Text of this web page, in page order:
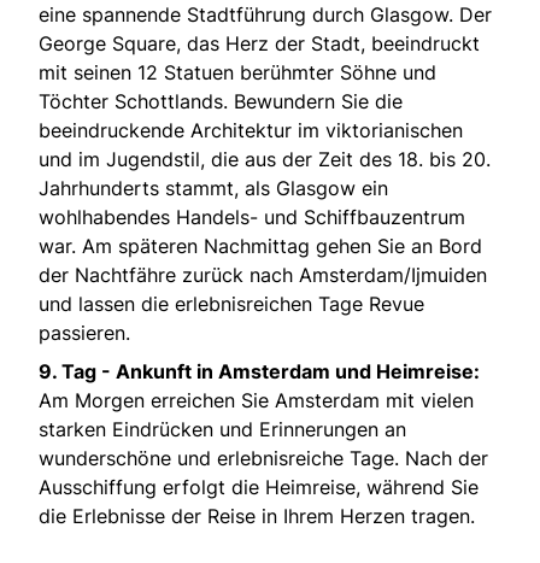
eine spannende Stadtführung durch Glasgow. Der
George Square, das Herz der Stadt, beeindruckt
mit seinen 12 Statuen berühmter Söhne und
Töchter Schottlands. Bewundern Sie die
beeindruckende Architektur im viktorianischen
und im Jugendstil, die aus der Zeit des 18. bis 20.
Jahrhunderts stammt, als Glasgow ein
wohlhabendes Handels- und Schiffbauzentrum
war. Am späteren Nachmittag gehen Sie an Bord
der Nachtfähre zurück nach Amsterdam/Ijmuiden
und lassen die erlebnisreichen Tage Revue
passieren.
9. Tag - Ankunft in Amsterdam und Heimreise:
Am Morgen erreichen Sie Amsterdam mit vielen
starken Eindrücken und Erinnerungen an
wunderschöne und erlebnisreiche Tage. Nach der
Ausschiffung erfolgt die Heimreise, während Sie
die Erlebnisse der Reise in Ihrem Herzen tragen.